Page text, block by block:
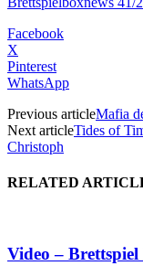
Facebook
X
Pinterest
WhatsApp
Previous articleMafia
Next articleTides of
Christoph
RELATED
Video –